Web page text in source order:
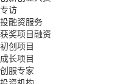
专访
投融资服务
获奖项目融资
初创项目
成长项目
创服专家